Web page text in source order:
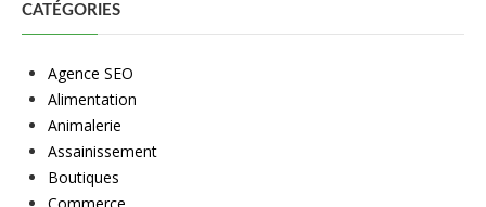
CATÉGORIES
Agence SEO
Alimentation
Animalerie
Assainissement
Boutiques